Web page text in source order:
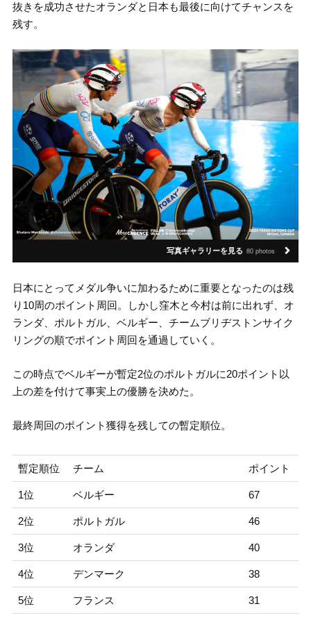
抜きを成功させたオランダと日本も最後に向けてチャンスを
残す。
写真ギャラリーを見る 80 photos
日本にとってメダル争いに加わるために重要となったのは残
り10周のポイント周回。しかし窪木と今村は前に出れず、オ
ランダ、ポルトガル、ベルギー、チームブリヂストンサイク
リングの順でポイント周回を通過していく。
この時点でベルギーが暫定2位のポルトガルに20ポイント以
上の差を付けて事実上の優勝を決めた。
最終周回のポイント獲得を残しての暫定順位。
暫定順位 チーム ポイント
1位 ベルギー 67
2位 ポルトガル 46
3位 オランダ 40
4位 デンマーク 38
5位 フランス 31